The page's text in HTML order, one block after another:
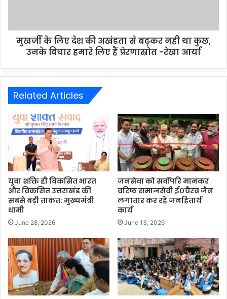
मुखर्जी के लिए देश की अखंडता से बढ़कर नही था कुछ,
उनके विचार हमारे लिए हैं प्रेरणास्रोत -रेखा आर्या
Related Articles
युवा शक्ति ही विकसित भारत
और विकसित उत्तराखंड की
सबसे बड़ी ताकत: मुख्यमंत्री
धामी
June 28, 2026
जनसेवा को सर्वोपरि मानकर
वरिष्ठ समाजसेवी ई०चैरब जैन
लगातार कर रहे जनहितार्थ
कार्य
June 13, 2026